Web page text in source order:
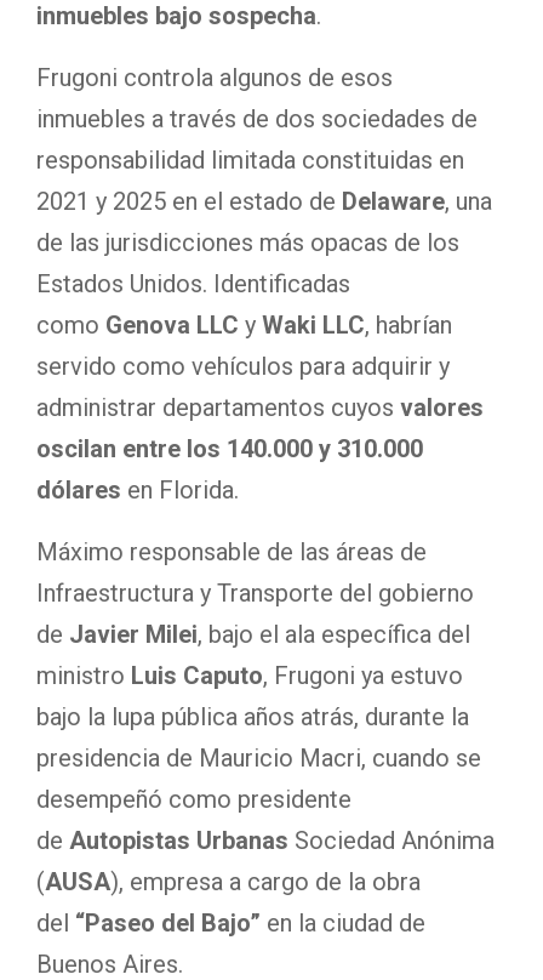
inmuebles bajo sospecha.
Frugoni controla algunos de esos
inmuebles a través de dos sociedades de
responsabilidad limitada constituidas en
2021 y 2025 en el estado de Delaware, una
de las jurisdicciones más opacas de los
Estados Unidos. Identificadas
como Genova LLC y Waki LLC, habrían
servido como vehículos para adquirir y
administrar departamentos cuyos valores
oscilan entre los 140.000 y 310.000
dólares en Florida.
Máximo responsable de las áreas de
Infraestructura y Transporte del gobierno
de Javier Milei, bajo el ala específica del
ministro Luis Caputo, Frugoni ya estuvo
bajo la lupa pública años atrás, durante la
presidencia de Mauricio Macri, cuando se
desempeñó como presidente
de Autopistas Urbanas Sociedad Anónima
(AUSA), empresa a cargo de la obra
del “Paseo del Bajo” en la ciudad de
Buenos Aires.